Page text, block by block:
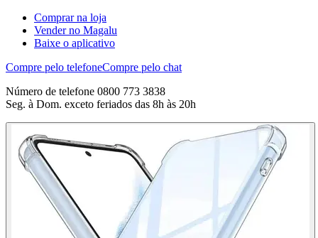
Comprar na loja
Vender no Magalu
Baixe o aplicativo
Compre pelo telefoneCompre pelo chat
Número de telefone 0800 773 3838
Seg. à Dom. exceto feriados das 8h às 20h